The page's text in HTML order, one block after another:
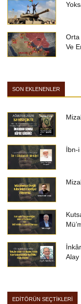
Orta
Ve
SON EKLENENLER
İbn-
Alay
EDİTÖRÜN SEÇTİKLERİ